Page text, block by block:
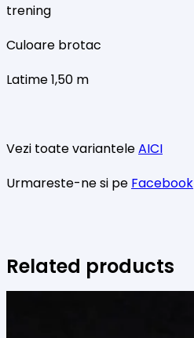
trening
Culoare brotac
Latime 1,50 m
Vezi toate varianteleAICI
Urmareste-ne si pe Facebook
Related products